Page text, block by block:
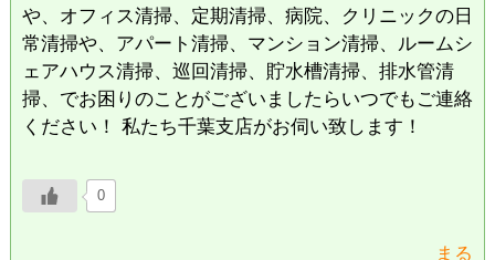
や、オフィス清掃、定期清掃、病院、クリニックの日
常清掃や、アパート清掃、マンション清掃、ルームシ
ェアハウス清掃、巡回清掃、貯水槽清掃、排水管清
掃、でお困りのことがございましたらいつでもご連絡
ください！ 私たち千葉支店がお伺い致します！
0
まる